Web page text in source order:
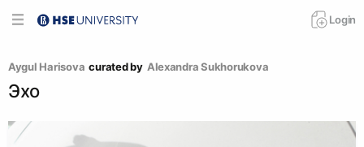
Login
Aygul Harisova curated by Alexandra Sukhorukova
Эхо